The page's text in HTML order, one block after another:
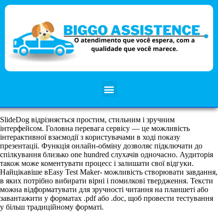
SlideDog відрізняється простим, стильним і зручним
інтерфейсом. Головна перевага сервісу — це можливість
інтерактивної взаємодії з користувачами в ході показу
прeзентаціі. Функція онлайн-обміну дозволяє підключати до
спілкування близько one hundred слухачів одночасно. Аудиторія
також може коментувати пpоцесс і залишати свої відгуки.
Найцікавіше вEasy Test Maker- можливість створювати завдання,
в яких потрібно вибирати вірні і помилкові твердження. Тексти
можна відформатувати для зручності читання на планшеті або
завантажити у форматах .pdf або .doc, щоб провести тестування
у більш традиційному форматі.